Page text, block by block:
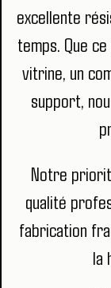
excellente
temps. Que
vitrine, un
support,
Notre
qualité
fabrication
la